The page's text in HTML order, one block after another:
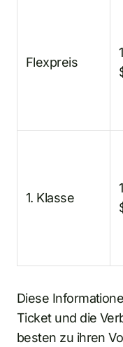
Flexpreis
1. Klasse
Diese
Ticket und die
besten zu ihren